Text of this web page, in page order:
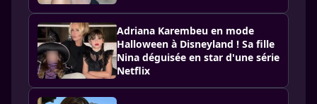
Adriana Karembeu en mode
Halloween à Disneyland ! Sa fille
Nina déguisée en star d'une série
Netflix